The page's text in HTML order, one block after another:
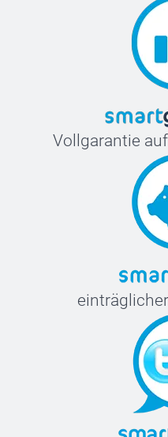
Glitzerndes Papier 120 g
Kuvert mit dreieckiger
Vollgarantie